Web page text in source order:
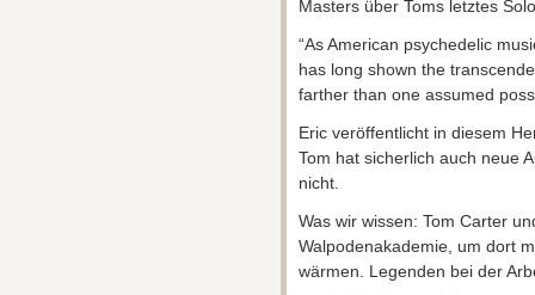
Masters über Toms letztes
“As American psychedelic
has long shown the
farther than one assumed
Eric veröffentlicht in diesem
Tom hat sicherlich auch neue
nicht.
Was wir wissen: Tom Carter
Walpodenakademie, um dort
wärmen. Legenden bei der